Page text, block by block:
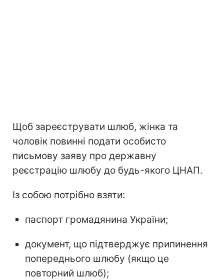
Щоб зареєструвати шлюб, жінка та
чоловік повинні подати особисто
письмову заяву про державну
реєстрацію шлюбу до будь-якого ЦНАП.
Із собою потрібно взяти:
паспорт громадянина України;
документ, що підтверджує припинення
попереднього шлюбу (якщо це
повторний шлюб);